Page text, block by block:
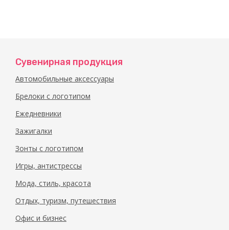
Сувенирная продукция
Автомобильные аксессуары
Брелоки с логотипом
Ежедневники
Зажигалки
Зонты с логотипом
Игры, антистрессы
Мода, стиль, красота
Отдых, туризм, путешествия
Офис и бизнес